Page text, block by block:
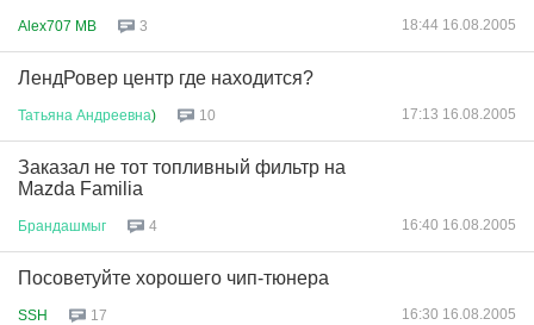
Alex707 MB 3 18:44 16.08.2005
ЛендРовер центр где находится?
Татьяна Андреевна) 10 17:13 16.08.2005
Заказал не тот топливный фильтр на
Mazda Familia
Брандашмыг 4 16:40 16.08.2005
Посоветуйте хорошего чип-тюнера
SSH 17 16:30 16.08.2005